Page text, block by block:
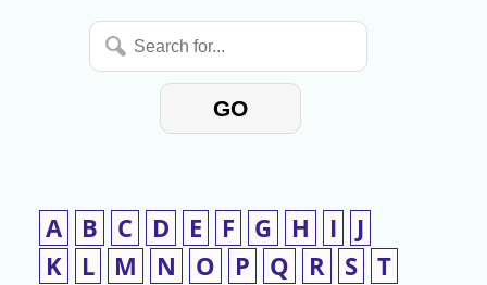
Search
for...
GO
A B C D E F G H I
J
K
L M N O P Q R S T